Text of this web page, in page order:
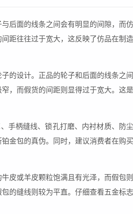
后面的线条之间会有明显的间隙，而仿
距往往过于宽大，这反映了仿品在制造
的设计。正品的轮子和后面的线条之间
，而假货的间距则显得过于宽大。这是
手柄缝线、锁孔打磨、内衬材质、防尘
金包的真伪。同时，建议消费者在购买
皮或羊皮颗粒饱满且有光泽，而假包则
的缝线则较为平直。仔细查看五金标志